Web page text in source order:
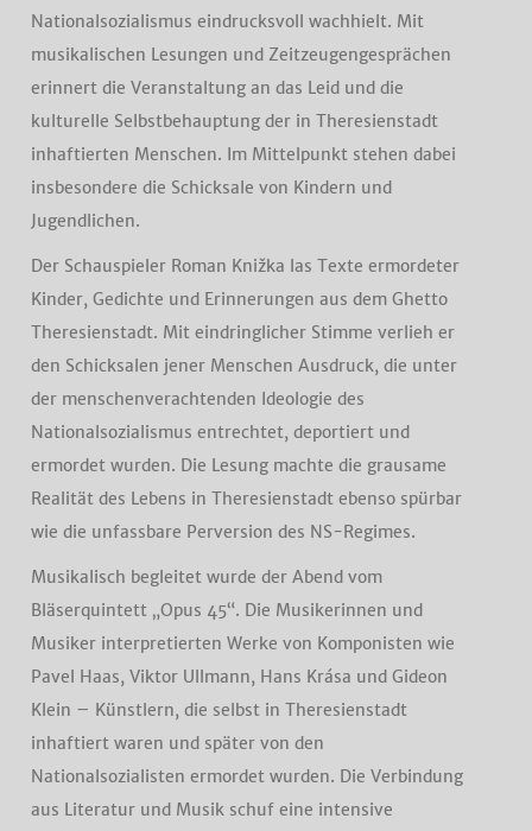
Nationalsozialismus eindrucksvoll wachhielt. Mit
musikalischen Lesungen und Zeitzeugengesprächen
erinnert die Veranstaltung an das Leid und die
kulturelle Selbstbehauptung der in Theresienstadt
inhaftierten Menschen. Im Mittelpunkt stehen dabei
insbesondere die Schicksale von Kindern und
Jugendlichen.
Der Schauspieler Roman Knižka las Texte ermordeter
Kinder, Gedichte und Erinnerungen aus dem Ghetto
Theresienstadt. Mit eindringlicher Stimme verlieh er
den Schicksalen jener Menschen Ausdruck, die unter
der menschenverachtenden Ideologie des
Nationalsozialismus entrechtet, deportiert und
ermordet wurden. Die Lesung machte die grausame
Realität des Lebens in Theresienstadt ebenso spürbar
wie die unfassbare Perversion des NS-Regimes.
Musikalisch begleitet wurde der Abend vom
Bläserquintett „Opus 45“. Die Musikerinnen und
Musiker interpretierten Werke von Komponisten wie
Pavel Haas, Viktor Ullmann, Hans Krása und Gideon
Klein – Künstlern, die selbst in Theresienstadt
inhaftiert waren und später von den
Nationalsozialisten ermordet wurden. Die Verbindung
aus Literatur und Musik schuf eine intensive